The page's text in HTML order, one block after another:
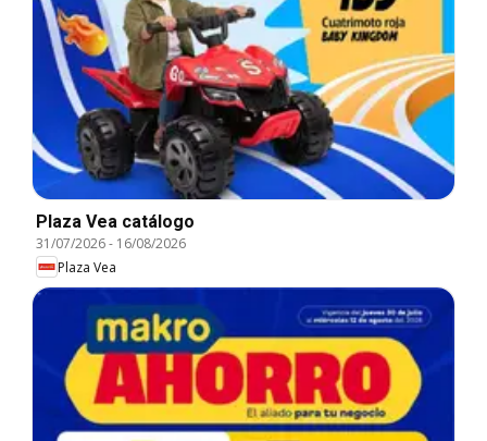
Plaza Vea catálogo
31/07/2026- 16/08/2026
Plaza Vea